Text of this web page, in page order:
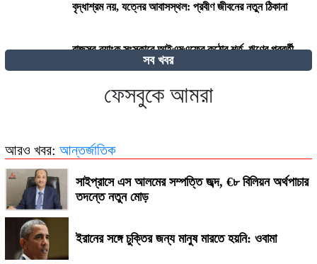
বৃদ্ধাশ্রম নয়, যত্নের আবাসস্থল: প্রবীণ জীবনের নতুন ঠিকানা
রাজস্ব-ব্যাংক সংস্কারে আইএমএফের কঠোর শর্ত, ঋণের পরবর্তী
কিস্তি নিয়ে দোটানায় সরকার
২৭০ বিলিয়ন ডলার! কার কাছে এই বিশাল ক্ষতিপূরণ চাইছে ইরান?
সব খবর
ফেসবুকে আমরা
আরও খবর: আন্তর্জাতিক
সাইপ্রাসে এস আলমের সম্পত্তি জব্দ, €৮ বিলিয়ন অর্থপাচার
তদন্তে নতুন মোড়
ইরানের সঙ্গে চুক্তির জন্য মানুষ মারতে হয়নি: ওবামা